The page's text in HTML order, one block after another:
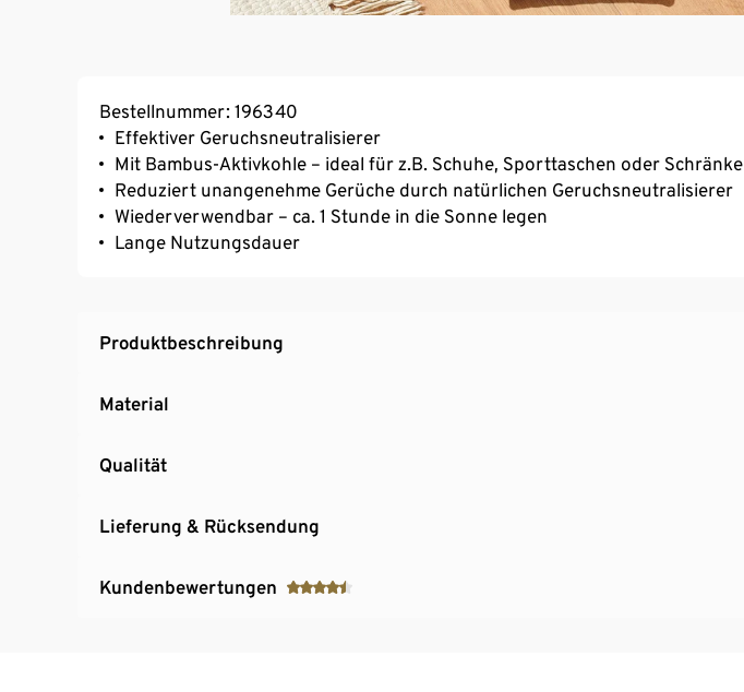
Bestellnummer: 196340
Effektiver Geruchsneutralisierer
Mit Bambus-Aktivkohle – ideal für z.B. Schuhe, Sporttaschen oder Schränke
Reduziert unangenehme Gerüche durch natürlichen Geruchsneutralisierer
Wiederverwendbar – ca. 1 Stunde in die Sonne legen
Lange Nutzungsdauer
Produktbeschreibung
Material
Qualität
Lieferung & Rücksendung
Kundenbewertungen